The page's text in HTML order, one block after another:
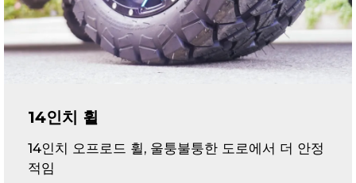
14인치 휠
14인치 오프로드 휠, 울퉁불퉁한 도로에서 더 안정
적임